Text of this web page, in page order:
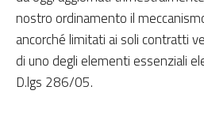
nostro ordinamento il
ancorché limitati ai soli contratti
di uno degli elementi essenziali
D.lgs 286/05.